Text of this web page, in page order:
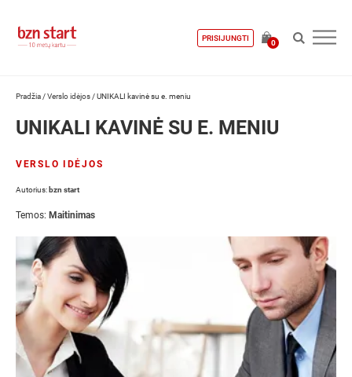
PRISIJUNGTI
0
Pradžia /Verslo idėjos /UNIKALI kavinė su e. meniu
UNIKALI KAVINĖ SU E. MENIU
VERSLO IDĖJOS
Autorius: bzn start
Temos: Maitinimas